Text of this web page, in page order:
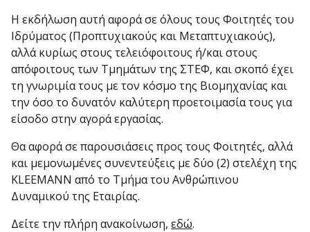
Η εκδήλωση αυτή αφορά σε όλους τους Φοιτητές του
Ιδρύματος (Προπτυχιακούς και Μεταπτυχιακούς),
αλλά κυρίως στους τελειόφοιτους ή/και στους
απόφοιτους των Τμημάτων της ΣΤΕΦ, και σκοπό έχει
τη γνωριμία τους με τον κόσμο της Βιομηχανίας και
την όσο το δυνατόν καλύτερη προετοιμασία τους για
είσοδο στην αγορά εργασίας.
Θα αφορά σε παρουσιάσεις προς τους Φοιτητές, αλλά
και μεμονωμένες συνεντεύξεις με δύο (2) στελέχη της
KLEEMANN από το Τμήμα του Ανθρώπινου
Δυναμικού της Εταιρίας.
Δείτε την πλήρη ανακοίνωση, εδώ.